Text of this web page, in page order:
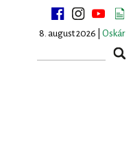
8. august 2026 | Oskár